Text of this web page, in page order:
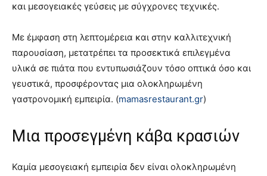
και μεσογειακές γεύσεις με σύγχρονες τεχνικές.
Με έμφαση στη λεπτομέρεια και στην καλλιτεχνική
παρουσίαση, μετατρέπει τα προσεκτικά επιλεγμένα
υλικά σε πιάτα που εντυπωσιάζουν τόσο οπτικά όσο και
γευστικά, προσφέροντας μια ολοκληρωμένη
γαστρονομική εμπειρία. (mamasrestaurant.gr)
Μια προσεγμένη κάβα κρασιών
Καμία μεσογειακή εμπειρία δεν είναι ολοκληρωμένη